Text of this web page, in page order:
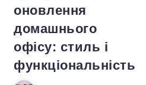
оновлення
домашнього
офісу: стиль і
функціональність